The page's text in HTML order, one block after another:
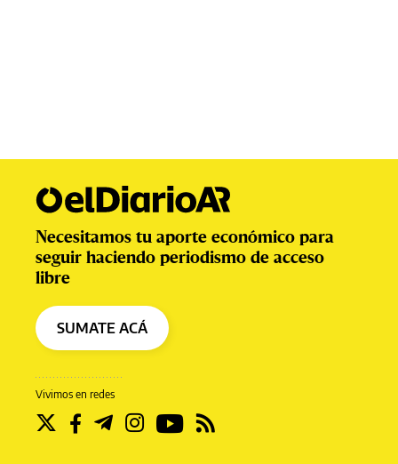
Vivimos en redes
Necesitamos tu aporte económico para
seguir haciendo periodismo de acceso
libre
SUMATE ACÁ